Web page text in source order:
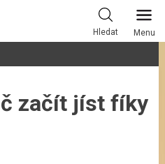
Hledat Menu
začít jíst fíky